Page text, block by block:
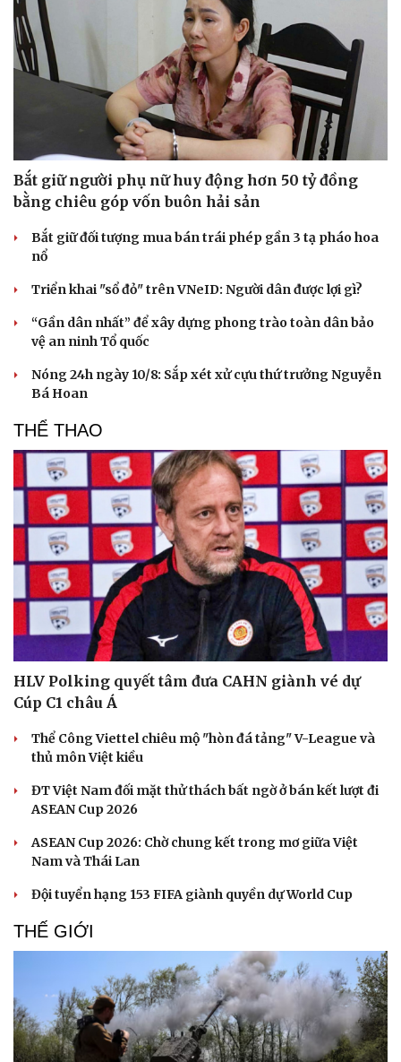
Văn hóa
Sân khấu - Điện ảnh
Văn học
Âm nhạc
Di sản
Giải trí
Nghệ sĩ
Thời trang
Sao Việt
Bắt giữ người phụ nữ huy động hơn 50 tỷ đồng
bằng chiêu góp vốn buôn hải sản
Bắt giữ đối tượng mua bán trái phép gần 3 tạ pháo hoa
nổ
Triển khai "sổ đỏ" trên VNeID: Người dân được lợi gì?
“Gần dân nhất” để xây dựng phong trào toàn dân bảo
vệ an ninh Tổ quốc
Nóng 24h ngày 10/8: Sắp xét xử cựu thứ trưởng Nguyễn
Bá Hoan
THỂ THAO
HLV Polking quyết tâm đưa CAHN giành vé dự
Cúp C1 châu Á
Thể Công Viettel chiêu mộ "hòn đá tảng" V-League và
thủ môn Việt kiều
ĐT Việt Nam đối mặt thử thách bất ngờ ở bán kết lượt đi
ASEAN Cup 2026
ASEAN Cup 2026: Chờ chung kết trong mơ giữa Việt
Nam và Thái Lan
Đội tuyển hạng 153 FIFA giành quyền dự World Cup
THẾ GIỚI